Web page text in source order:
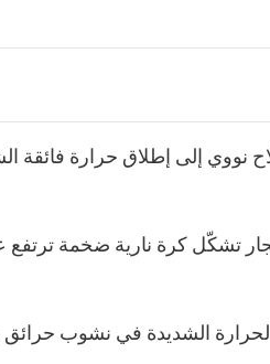
نووي إلى إطلاق حرارة فائقة
تشكّل كرة نارية ضخمة
الشديدة في نشوب حرائق